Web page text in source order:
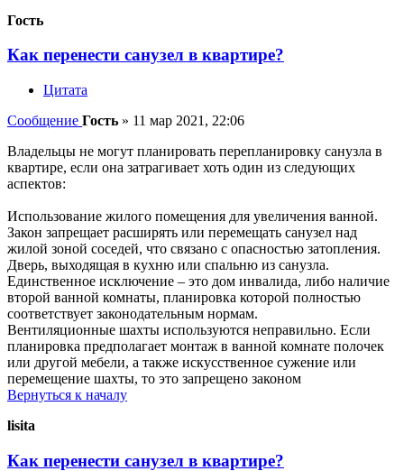
Гость
Как перенести санузел в квартире?
Цитата
Сообщение Гость » 11 мар 2021, 22:06
Владельцы не могут планировать перепланировку санузла в
квартире, если она затрагивает хоть один из следующих
аспектов:
Использование жилого помещения для увеличения ванной.
Закон запрещает расширять или перемещать санузел над
жилой зоной соседей, что связано с опасностью затопления.
Дверь, выходящая в кухню или спальню из санузла.
Единственное исключение – это дом инвалида, либо наличие
второй ванной комнаты, планировка которой полностью
соответствует законодательным нормам.
Вентиляционные шахты используются неправильно. Если
планировка предполагает монтаж в ванной комнате полочек
или другой мебели, а также искусственное сужение или
перемещение шахты, то это запрещено законом
Вернуться к началу
lisita
Как перенести санузел в квартире?